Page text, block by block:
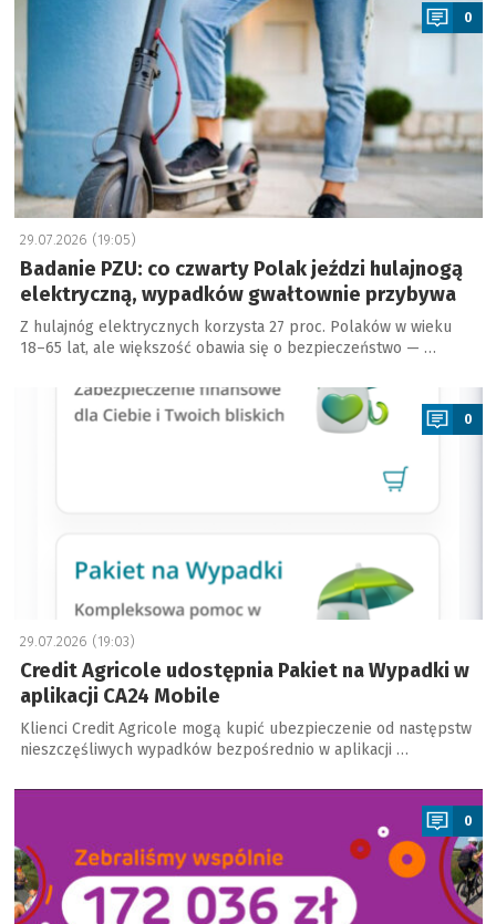
0
29.07.2026 (19:05)
Badanie PZU: co czwarty Polak jeździ hulajnogą
elektryczną, wypadków gwałtownie przybywa
Z hulajnóg elektrycznych korzysta 27 proc. Polaków w wieku
18–65 lat, ale większość obawia się o bezpieczeństwo — …
0
29.07.2026 (19:03)
Credit Agricole udostępnia Pakiet na Wypadki w
aplikacji CA24 Mobile
Klienci Credit Agricole mogą kupić ubezpieczenie od następstw
nieszczęśliwych wypadków bezpośrednio w aplikacji …
a
0